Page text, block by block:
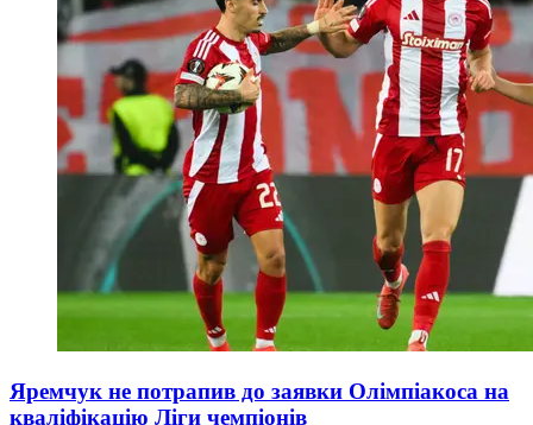
Яремчук не потрапив до заявки Олімпіакоса на
кваліфікацію Ліги чемпіонів